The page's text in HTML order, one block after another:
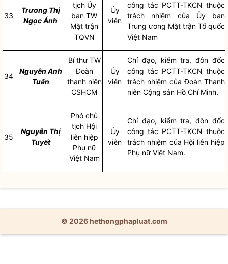
33
Trương Thị
Ngọc Ánh
tịch Ủy
ban TW
Mặt trận
TQVN
Ủy
viên
công tác PCTT-TKCN thuộc
trách nhiệm của Ủy ban
Trung ương Mặt trận Tổ quốc
Việt Nam
34
Nguyễn Anh
Tuấn
Bí thư TW
Đoàn
thanh niên
CSHCM
Ủy
viên
Chỉ đạo, kiểm tra, đôn đốc
công tác PCTT-TKCN thuộc
trách nhiệm của Đoàn Thanh
niên Cộng sản Hồ Chí Minh.
35
Nguyễn Thị
Tuyết
Phó chủ
tịch Hội
liên hiệp
Phụ nữ
Việt Nam
Ủy
viên
Chỉ đạo, kiểm tra, đôn đốc
công tác PCTT-TKCN thuộc
trách nhiệm của Hội liên hiệp
Phụ nữ Việt Nam.
© 2026 hethongphapluat.com